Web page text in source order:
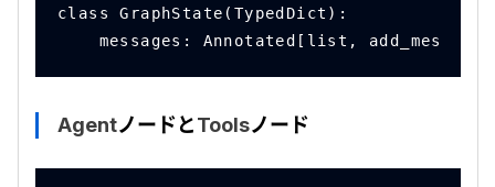
class GraphState(TypedDict):
messages: Annotated[list,
AgentノードとToolsノード